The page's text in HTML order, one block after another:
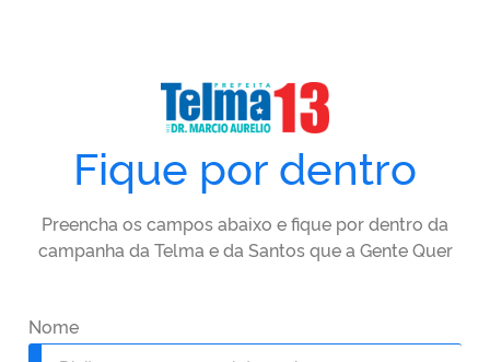
Fique por dentro
Preencha os campos abaixo e fique por dentro da
campanha da Telma e da Santos que a Gente Quer
Nome